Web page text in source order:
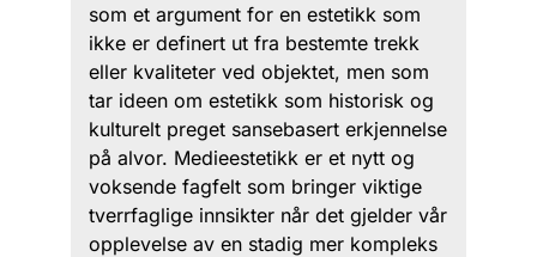
som et argument for en estetikk som
ikke er definert ut fra bestemte trekk
eller kvaliteter ved objektet, men som
tar ideen om estetikk som historisk og
kulturelt preget sansebasert erkjennelse
på alvor. Medieestetikk er et nytt og
voksende fagfelt som bringer viktige
tverrfaglige innsikter når det gjelder vår
opplevelse av en stadig mer kompleks